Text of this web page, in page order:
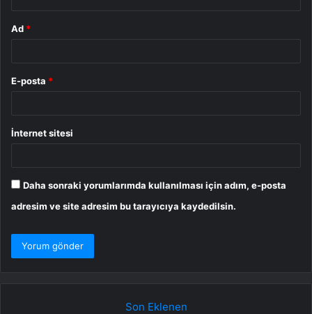
Ad *
E-posta *
İnternet sitesi
Daha sonraki yorumlarımda kullanılması için adım, e-posta
adresim ve site adresim bu tarayıcıya kaydedilsin.
Son Eklenen